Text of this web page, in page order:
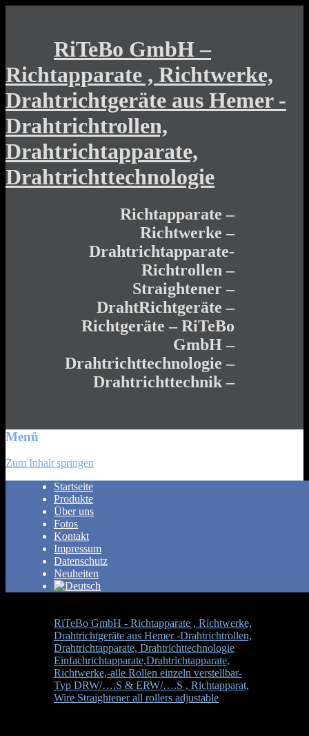
RiTeBo GmbH –
Richtapparate , Richtwerke,
Drahtrichtgeräte aus Hemer -
Drahtrichtrollen,
Drahtrichtapparate,
Drahtrichttechnologie
Richtapparate –
Richtwerke –
Drahtrichtapparate-
Richtrollen –
Straightener –
DrahtRichtgeräte –
Richtgeräte – RiTeBo
GmbH –
Drahtrichttechnologie –
Drahtrichttechnik –
Menü
Zum Inhalt springen
Startseite
Produkte
Über uns
Fotos
Kontakt
Impressum
Datenschutz
Neuheiten
RiTeBo GmbH - Richtapparate , Richtwerke,
Drahtrichtgeräte aus Hemer -Drahtrichtrollen,
Drahtrichtapparate, Drahtrichttechnologie
Einfachrichtapparate,Drahtrichtapparate,
Richtwerke,-alle Rollen einzeln verstellbar-
Typ DRW/….S & ERW/….S , Richtapparat,
Wire Straightener all rollers adjustable